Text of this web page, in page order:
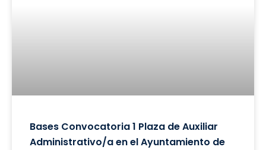
Bases Convocatoria 1 Plaza de Auxiliar
Administrativo/a en el Ayuntamiento de